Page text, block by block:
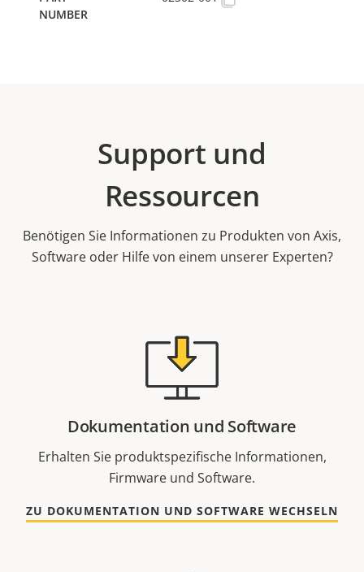
Support und
Ressourcen
Benötigen Sie Informationen zu Produkten von Axis,
Software oder Hilfe von einem unserer Experten?
Dokumentation und Software
Erhalten Sie produktspezifische Informationen,
Firmware und Software.
ZU DOKUMENTATION UND SOFTWARE WECHSELN